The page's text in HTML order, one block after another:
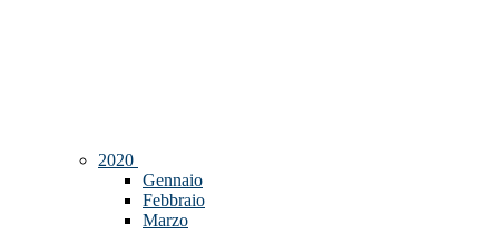
2020
Gennaio
Febbraio
Marzo